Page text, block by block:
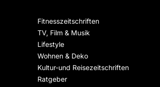
Fitnesszeitschriften
TV, Film & Musik
Lifestyle
Wohnen & Deko
Kultur-und Reisezeitschriften
Ratgeber